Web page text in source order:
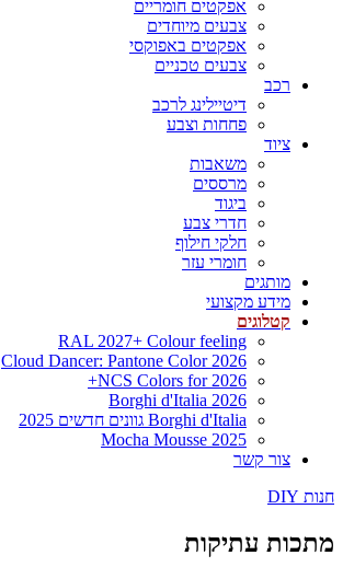
אפקטים חומריים
צבעים מיוחדים
אפקטים באפוקסי
צבעים טכניים
רכב
דיטיילינג לרכב
פחחות וצבע
ציוד
משאבות
מרססים
ביגוד
חדרי צבע
חלקי חילוף
חומרי עזר
מותגים
מידע מקצועי
קטלוגים
RAL 2027+ Colour feeling
Cloud Dancer: Pantone Color 2026
NCS Colors for 2026+
Borghi d'Italia 2026
Borghi d'Italia גוונים חדשים 2025
Mocha Mousse 2025
צור קשר
חנות DIY
מתכות עתיקות